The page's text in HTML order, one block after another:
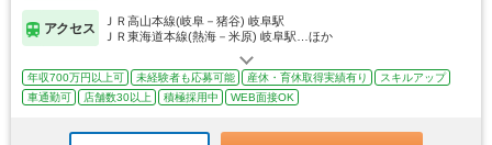
アクセス
ＪＲ高山本線(岐阜－猪谷) 岐阜駅
ＪＲ東海道本線(熱海－米原) 岐阜駅…ほか
年収700万円以上可 未経験者も応募可能 産休・育休取得実績有り
スキルアップ
車通勤可
店舗数30以上 積極採用中 WEB面接OK